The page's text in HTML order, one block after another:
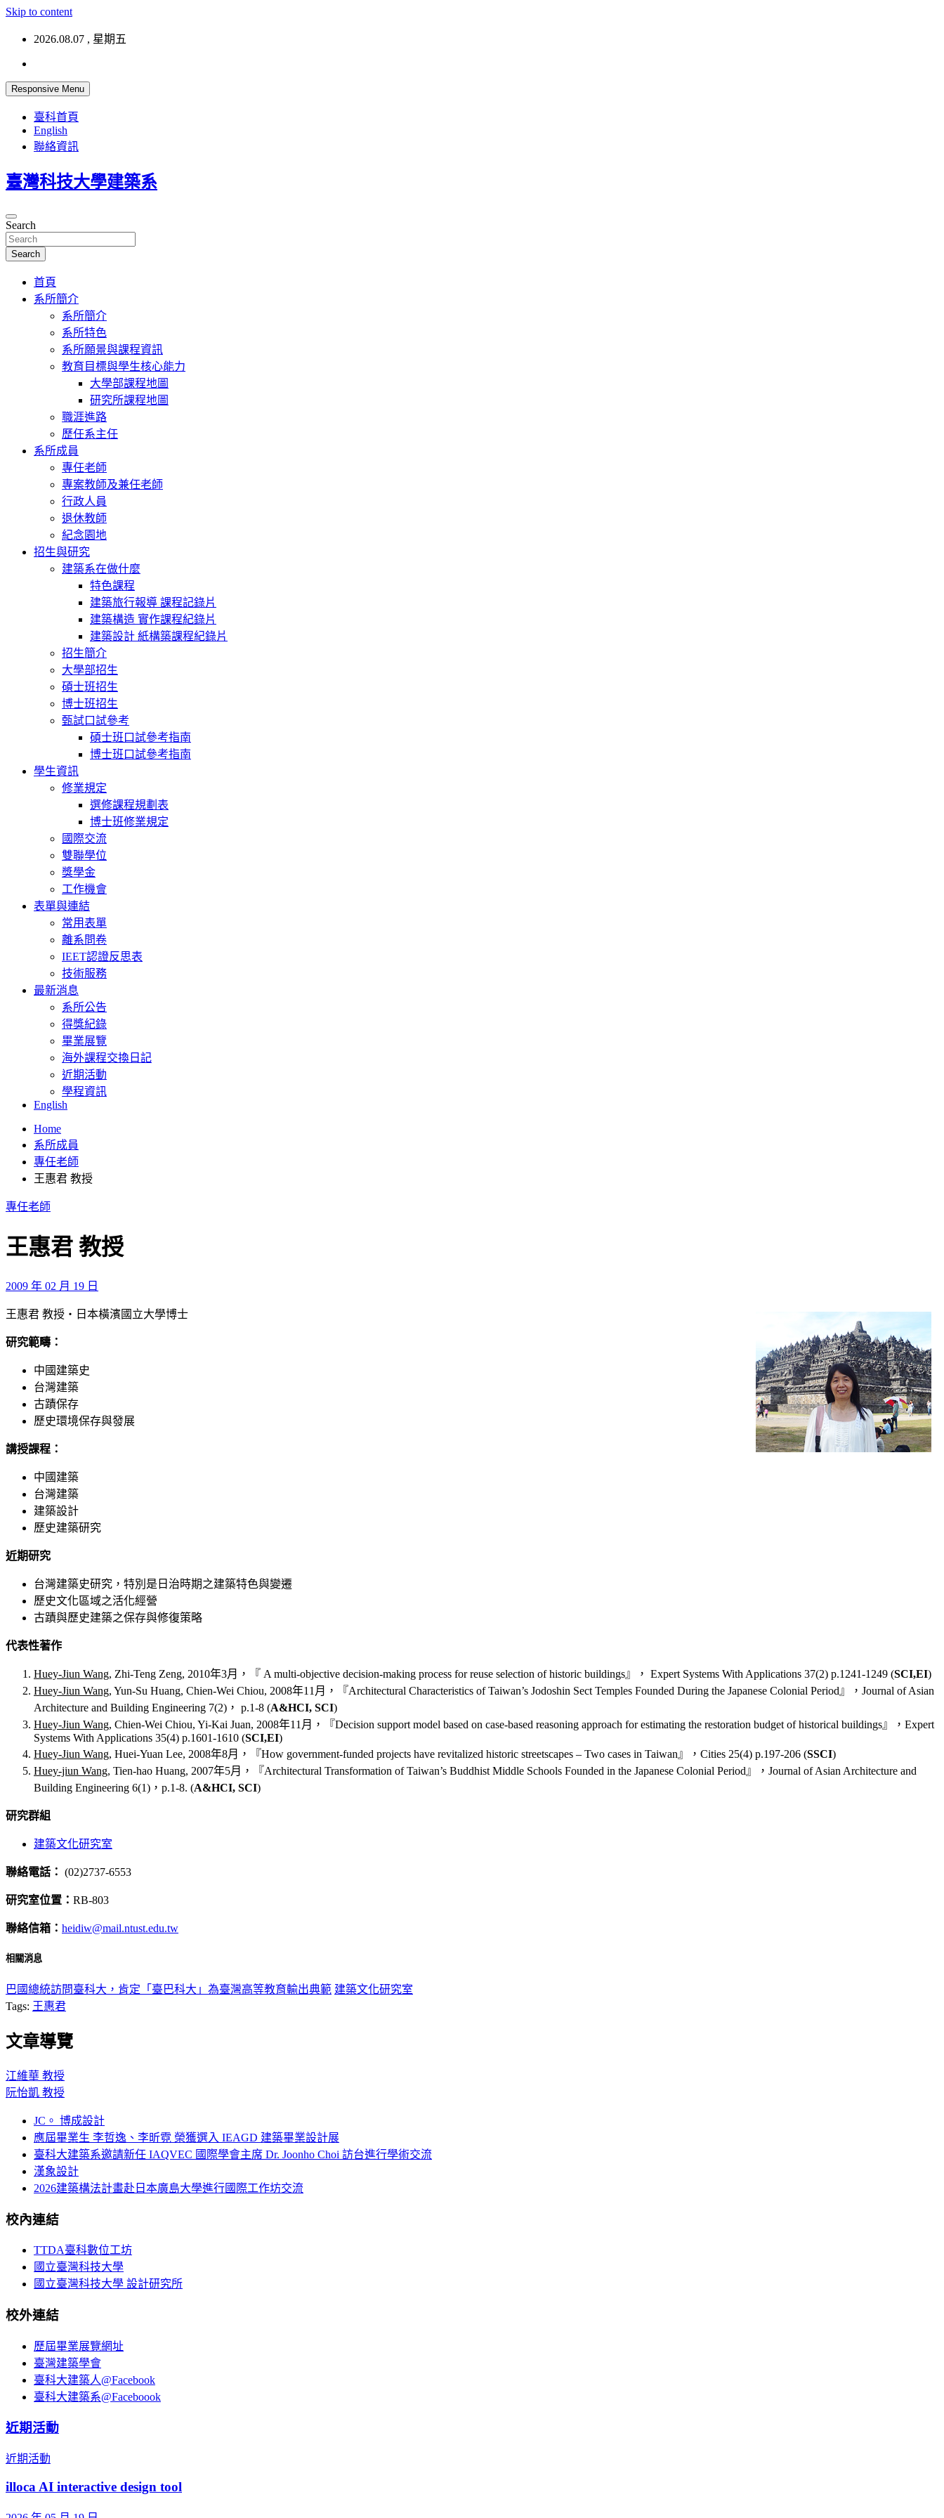
Skip to content
2026.08.07 , 星期五
Responsive Menu
臺科首頁
English
聯絡資訊
臺灣科技大學建築系
Search
Search
首頁
系所簡介
系所簡介
系所特色
系所願景與課程資訊
教育目標與學生核心能力
大學部課程地圖
研究所課程地圖
職涯進路
歷任系主任
系所成員
專任老師
專案教師及兼任老師
行政人員
退休教師
紀念園地
招生與研究
建築系在做什麼
特色課程
建築旅行報導 課程記錄片
建築構造 實作課程紀錄片
建築設計 紙構築課程紀錄片
招生簡介
大學部招生
碩士班招生
博士班招生
甄試口試參考
碩士班口試參考指南
博士班口試參考指南
學生資訊
修業規定
選修課程規劃表
博士班修業規定
國際交流
雙聯學位
獎學金
工作機會
表單與連結
常用表單
離系問卷
IEET認證反思表
技術服務
最新消息
系所公告
得獎紀錄
畢業展覽
海外課程交換日記
近期活動
學程資訊
English
Home
系所成員
專任老師
王惠君 教授
專任老師
王惠君 教授
2009 年 02 月 19 日
王惠君 教授‧日本橫濱國立大學博士
研究範疇：
中國建築史
台灣建築
古蹟保存
歷史環境保存與發展
講授課程：
中國建築
台灣建築
建築設計
歷史建築研究
近期研究
台灣建築史研究，特別是日治時期之建築特色與變遷
歷史文化區域之活化經營
古蹟與歷史建築之保存與修復策略
代表性著作
Huey-Jiun Wang, Zhi-Teng Zeng, 2010年3月，『 A multi-objective decision-making process for reuse selection of historic buildings』， Expert Systems With Applications 37(2) p.1241-1249 (SCI,EI)
Huey-Jiun Wang, Yun-Su Huang, Chien-Wei Chiou, 2008年11月，『Architectural Characteristics of Taiwan’s Jodoshin Sect Temples Founded During the Japanese Colonial Period』，Journal of Asian
Architecture and Building Engineering 7(2)， p.1-8 (A&HCI, SCI)
Huey-Jiun Wang, Chien-Wei Chiou, Yi-Kai Juan, 2008年11月，『Decision support model based on case-based reasoning approach for estimating the restoration budget of historical buildings』，Expert
Systems With Applications 35(4) p.1601-1610 (SCI,EI)
Huey-Jiun Wang, Huei-Yuan Lee, 2008年8月，『How government-funded projects have revitalized historic streetscapes – Two cases in Taiwan』，Cities 25(4) p.197-206 (SSCI)
Huey-jiun Wang, Tien-hao Huang, 2007年5月，『Architectural Transformation of Taiwan’s Buddhist Middle Schools Founded in the Japanese Colonial Period』，Journal of Asian Architecture and
Building Engineering 6(1)，p.1-8. (A&HCI, SCI)
研究群組
建築文化研究室
聯絡電話： (02)2737-6553
研究室位置： RB-803
聯絡信箱： heidiw@mail.ntust.edu.tw
相關消息
巴國總統訪問臺科大，肯定「臺巴科大」為臺灣高等教育輸出典範 建築文化研究室
Tags: 王惠君
文章導覽
江維華 教授
阮怡凱 教授
JC。 博成設計
應屆畢業生 李哲逸、李昕霓 榮獲選入 IEAGD 建築畢業設計展
臺科大建築系邀請新任 IAQVEC 國際學會主席 Dr. Joonho Choi 訪台進行學術交流
漢象設計
2026建築構法計畫赴日本廣島大學進行國際工作坊交流
校內連結
TTDA臺科數位工坊
國立臺灣科技大學
國立臺灣科技大學 設計研究所
校外連結
歷屆畢業展覽網址
臺灣建築學會
臺科大建築人@Facebook
臺科大建築系@Faceboook
近期活動
近期活動
illoca AI interactive design tool